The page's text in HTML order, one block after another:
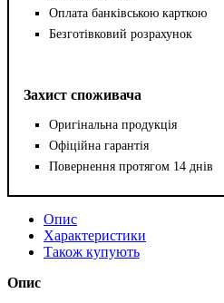
Оплата банківською карткою
Безготівковий розрахунок
Захист споживача
Оригінальна продукція
Офіційна гарантія
Повернення протягом 14 днів
Опис
Характеристики
Також купують
Опис